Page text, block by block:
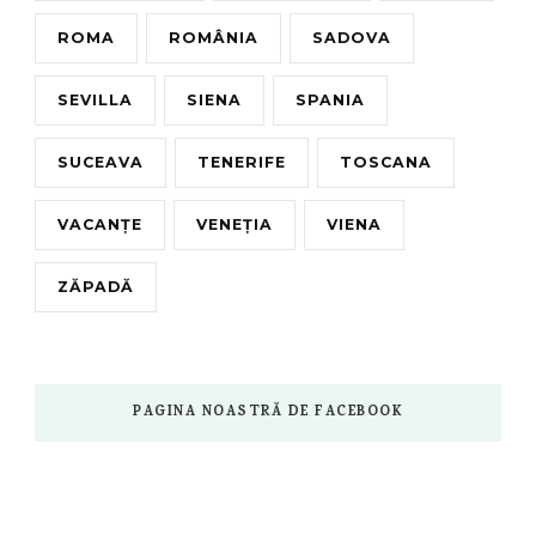
ROMA ROMÂNIA SADOVA
SEVILLA SIENA SPANIA
SUCEAVA TENERIFE TOSCANA
VACANȚE VENEȚIA VIENA
ZĂPADĂ
PAGINA NOASTRĂ DE FACEBOOK